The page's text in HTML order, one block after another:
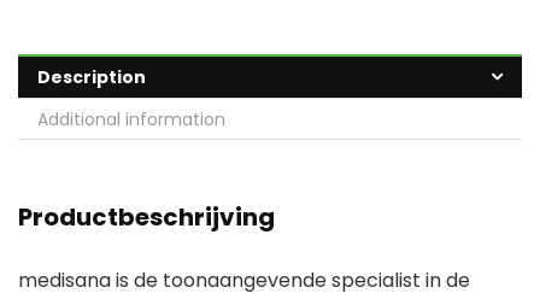
Description
Additional information
Productbeschrijving
medisana is de toonaangevende specialist in de